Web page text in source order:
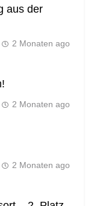
aus der
2 Monaten ago
2 Monaten ago
2 Monaten ago